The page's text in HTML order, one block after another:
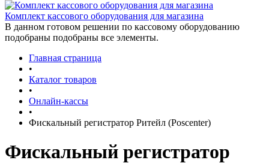
Комплект кассового оборудования для магазина
В данном готовом решении по кассовому оборудованию
подобраны подобраны все элементы.
Главная страница
•
Каталог товаров
•
Онлайн-кассы
•
Фискальный регистратор Ритейл (Poscenter)
Фискальный регистратор